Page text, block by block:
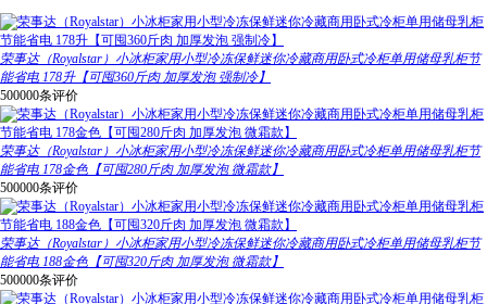
荣事达（Royalstar）小冰柜家用小型冷冻保鲜迷你冷藏商用卧式冷柜单用储母乳柜节
能省电 178升【可囤360斤肉 加厚发泡 强制冷】
500000条评价
荣事达（Royalstar）小冰柜家用小型冷冻保鲜迷你冷藏商用卧式冷柜单用储母乳柜节
能省电 178金色【可囤280斤肉 加厚发泡 微霜款】
500000条评价
荣事达（Royalstar）小冰柜家用小型冷冻保鲜迷你冷藏商用卧式冷柜单用储母乳柜节
能省电 188金色【可囤320斤肉 加厚发泡 微霜款】
500000条评价